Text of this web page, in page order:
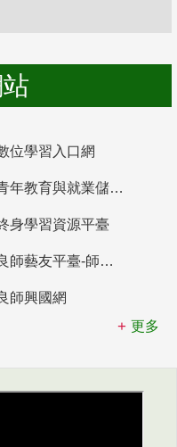
位學習入口網
青年教育與就業儲蓄帳戶
身學習資源平臺
良師藝友平臺-師資培育整合平臺
師興國網
更多